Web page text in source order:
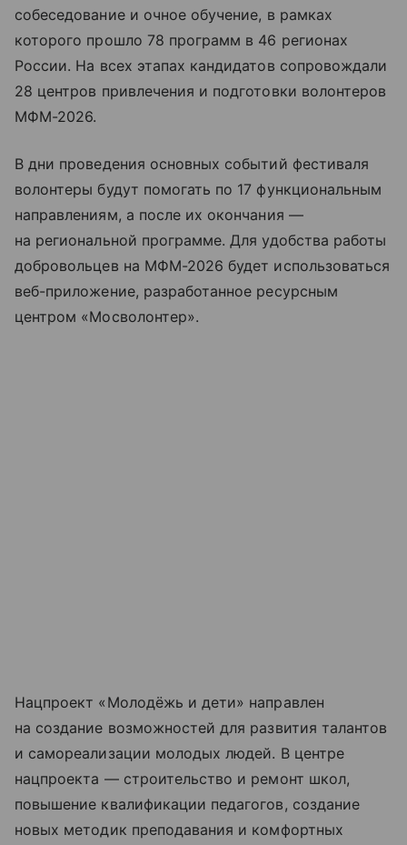
собеседование и очное обучение, в рамках
которого прошло 78 программ в 46 регионах
России. На всех этапах кандидатов сопровождали
28 центров привлечения и подготовки волонтеров
МФМ-2026.
В дни проведения основных событий фестиваля
волонтеры будут помогать по 17 функциональным
направлениям, а после их окончания —
на региональной программе. Для удобства работы
добровольцев на МФМ-2026 будет использоваться
веб-приложение, разработанное ресурсным
центром «Мосволонтер».
Нацпроект «Молодёжь и дети» направлен
на создание возможностей для развития талантов
и самореализации молодых людей. В центре
нацпроекта — строительство и ремонт школ,
повышение квалификации педагогов, создание
новых методик преподавания и комфортных